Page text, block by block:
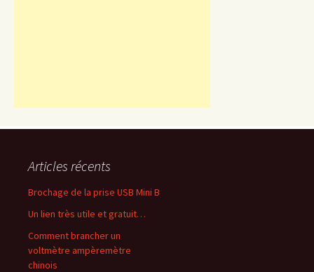
Articles récents
Brochage de la prise USB Mini B
Un lien très utile et gratuit…
Comment brancher un
voltmètre ampèremètre
chinois